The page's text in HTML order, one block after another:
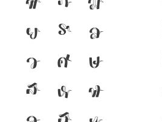
ย ร ล
ว ศ ษ
ส ห ฬ